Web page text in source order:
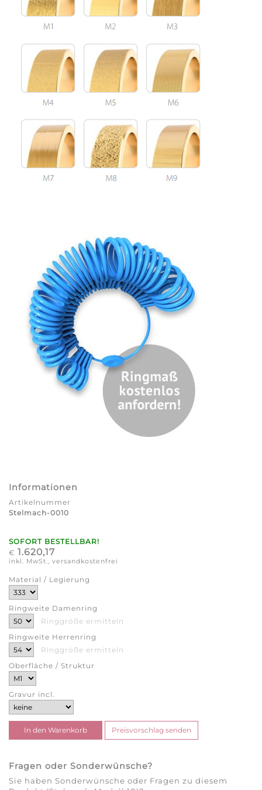
Informationen
Artikelnummer
Stelmach-0010
SOFORT BESTELLBAR!
€ 1.620,17
inkl. MwSt., versandkostenfrei
Material / Legierung
Ringweite Damenring
Ringgröße ermitteln
Ringweite Herrenring
Ringgröße ermitteln
Oberfläche / Struktur
Gravur incl.
Fragen oder Sonderwünsche?
Sie haben Sonderwünsche oder Fragen zu diesem